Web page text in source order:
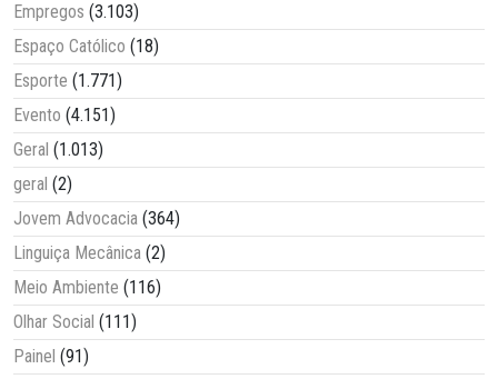
Empregos (3.103)
Espaço Católico (18)
Esporte (1.771)
Evento (4.151)
Geral (1.013)
geral (2)
Jovem Advocacia (364)
Linguiça Mecânica (2)
Meio Ambiente (116)
Olhar Social (111)
Painel (91)